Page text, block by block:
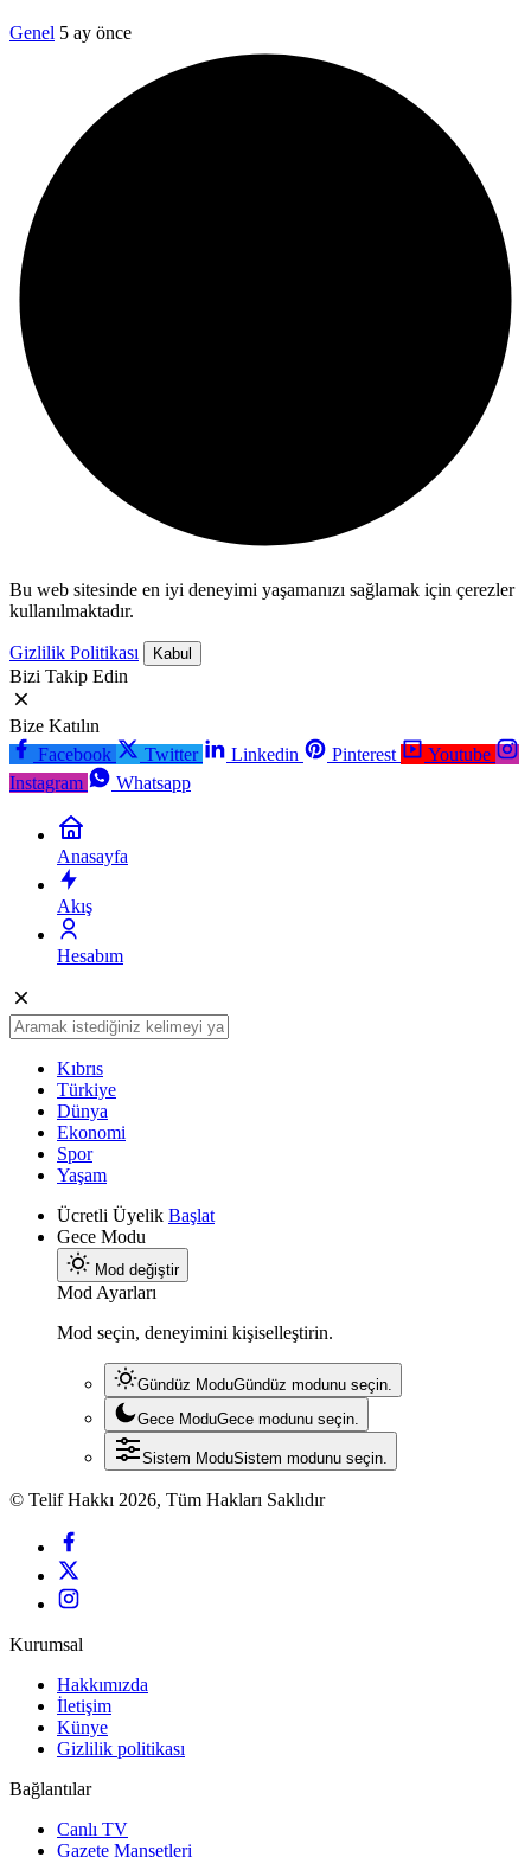
Genel 5 ay önce
Bu web sitesinde en iyi deneyimi yaşamanızı sağlamak için çerezler
kullanılmaktadır.
Gizlilik Politikası Kabul
Bizi Takip Edin
Bize Katılın
Facebook
Twitter Linkedin Pinterest
Youtube
Instagram
Whatsapp
Anasayfa
Akış
Hesabım
Kıbrıs
Türkiye
Dünya
Ekonomi
Spor
Yaşam
Ücretli Üyelik Başlat
Gece Modu
Mod değiştir
Mod Ayarları
Mod seçin, deneyimini kişiselleştirin.
Gündüz ModuGündüz modunu seçin.
Gece ModuGece modunu seçin.
Sistem ModuSistem modunu seçin.
© Telif Hakkı 2026, Tüm Hakları Saklıdır
Kurumsal
Hakkımızda
İletişim
Künye
Gizlilik politikası
Bağlantılar
Canlı TV
Gazete Manşetleri